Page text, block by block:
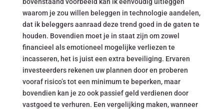
waarom je zou willen beleggen in technologie aandelen,
dat ik beleggers aanraad deze trend goed in de gaten te
houden. Bovendien moet je in staat zijn om zowel
financieel als emotioneel mogelijke verliezen te
incasseren, het is juist een extra beveiliging. Ervaren
investeerders rekenen uw plannen door en proberen
vooraf risico’s tot een minimum te beperken, maar
bovendien kan je zo ook passief geld verdienen door
vastgoed te verhuren. Een vergelijking maken, wanneer